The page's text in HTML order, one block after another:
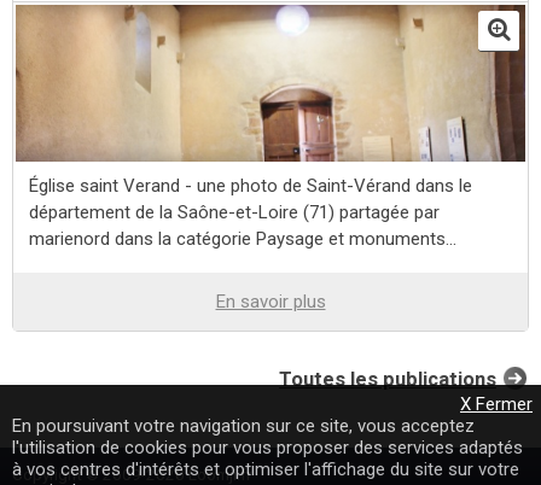
Église saint Verand - une photo de Saint-Vérand dans le
département de la Saône-et-Loire (71) partagée par
marienord dans la catégorie Paysage et monuments...
En savoir plus
Toutes les publications
Copyright © 2009-2020 Loomji.fr
X Fermer
En poursuivant votre navigation sur ce site, vous acceptez
l'utilisation de cookies pour vous proposer des services adaptés
à vos centres d'intérêts et optimiser l'affichage du site sur votre